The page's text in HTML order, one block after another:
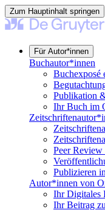
Zum Hauptinhalt springen
Für Autor*innen
Buchautor*innen
Buchexposé
Publikation
Ihr Buch im
Peer
Publizieren
Autor*innen von
Ihr Digitales
Ihr Beitrag